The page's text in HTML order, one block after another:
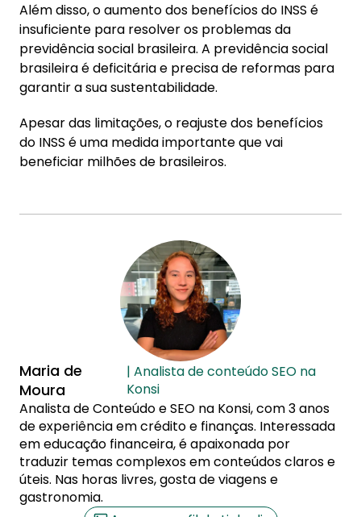
Além disso, o aumento dos benefícios do INSS é
insuficiente para resolver os problemas da
previdência social brasileira. A previdência social
brasileira é deficitária e precisa de reformas para
garantir a sua sustentabilidade.
Apesar das limitações, o reajuste dos benefícios
do INSS é uma medida importante que vai
beneficiar milhões de brasileiros.
Maria de
Moura
| Analista de conteúdo SEO na
Konsi
Analista de Conteúdo e SEO na Konsi, com 3 anos
de experiência em crédito e finanças. Interessada
em educação financeira, é apaixonada por
traduzir temas complexos em conteúdos claros e
úteis. Nas horas livres, gosta de viagens e
gastronomia.